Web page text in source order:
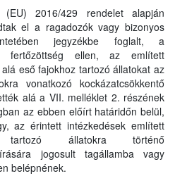
2016/429 rendelet alapján
el a ragadozók vagy bizonyos
jegyzékbe foglalt, a
fertőzöttség ellen, az említett
eső fajokhoz tartozó állatokat az
vonatkozó kockázatcsökkentő
alá a VII. melléklet 2. részének
az ebben előírt határidőn belül,
az érintett intézkedések említett
tartozó állatokra történő
jogosult tagállamba vagy
belépnének.